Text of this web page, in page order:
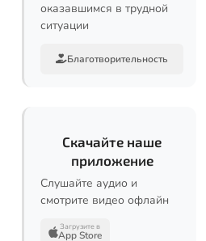
оказавшимся в трудной
ситуации
Благотворительность
Скачайте наше
приложение
Слушайте аудио и
смотрите видео офлайн
Загрузите в
App Store